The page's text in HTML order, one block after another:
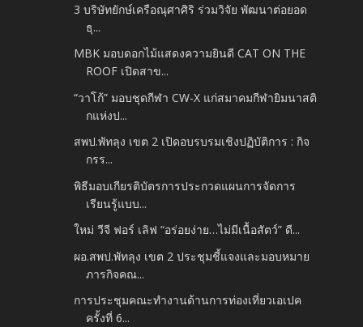
3 บริษัทยักษ์เครือณุศาศิริ ร่วมวิจัย พัฒนาต่อยอด
ธุ...
MBK มอบดอกไม้แสดงความยินดี CAT ON THE
ROOF เปิดสาข...
“วาโก้” มอบชุดกีฬา CW-X แก่สมาคมกีฬายิมนาสติ
กแห่งป...
สพป.พัทลุง เขต 2 เปิดอบรบรมเชิงปฏิบัติการ : กิจ
กรร...
พิธีมอบเกียรติบัตรการประกวดแผนการจัดการ
เรียนรู้แบบ...
ใหม่ วีจี ฟอร์ เลิฟ “อร่อยง่าย…ไม่มีเนื้อสัตว์” ดี...
ผอ.สพป.พัทลุง เขต 2 ประชุมชี้แจงและมอบหมาย
ภารกิจคณ...
การประชุมคณะทำงานด้านการท่องเที่ยวเอเปค
ครั้งที่ 6...